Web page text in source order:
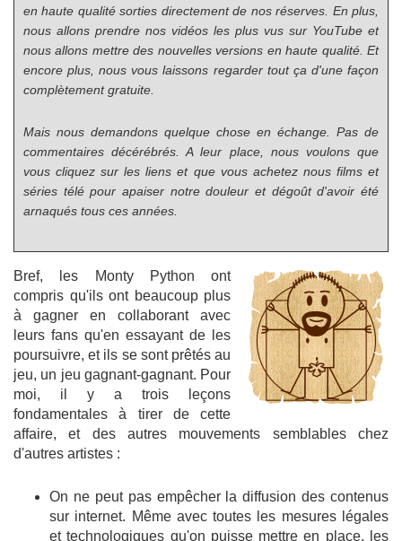
en haute qualité sorties directement de nos réserves. En plus,
nous allons prendre nos vidéos les plus vus sur YouTube et
nous allons mettre des nouvelles versions en haute qualité. Et
encore plus, nous vous laissons regarder tout ça d'une façon
complètement gratuite.
Mais nous demandons quelque chose en échange. Pas de
commentaires décérébrés. A leur place, nous voulons que
vous cliquez sur les liens et que vous achetez nous films et
séries télé pour apaiser notre douleur et dégoût d'avoir été
arnaqués tous ces années.
Bref, les Monty Python ont
compris qu'ils ont beaucoup plus
à gagner en collaborant avec
leurs fans qu'en essayant de les
poursuivre, et ils se sont prêtés au
jeu, un jeu gagnant-gagnant. Pour
moi, il y a trois leçons
fondamentales à tirer de cette
affaire, et des autres mouvements semblables chez
d'autres artistes :
On ne peut pas empêcher la diffusion des contenus
sur internet. Même avec toutes les mesures légales
et technologiques qu'on puisse mettre en place, les